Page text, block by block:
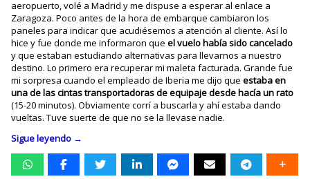
aeropuerto, volé a Madrid y me dispuse a esperar al enlace a
Zaragoza. Poco antes de la hora de embarque cambiaron los
paneles para indicar que acudiésemos a atención al cliente. Así lo
hice y fue donde me informaron queel vuelo había sido cancelado
y que estaban estudiando alternativas para llevarnos a nuestro
destino. Lo primero era recuperar mi maleta facturada. Grande fue
mi sorpresa cuando el empleado de Iberia me dijo queestaba en
una de las cintas transportadoras de equipaje desde hacía un rato
(15-20 minutos). Obviamente corrí a buscarla y ahí estaba dando
vueltas. Tuve suerte de que no se la llevase nadie.
Sigue leyendo →